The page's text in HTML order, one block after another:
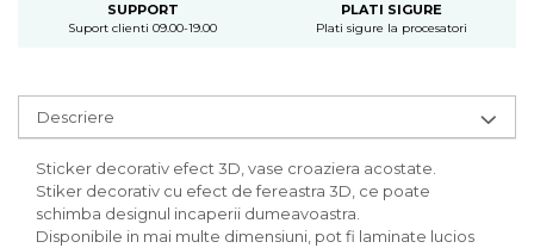
SUPPORT
Suport clienti 09.00-19.00
PLATI SIGURE
Plati sigure la procesatori
Descriere
Sticker decorativ efect 3D, vase croaziera acostate.
Stiker decorativ cu efect de fereastra 3D, ce poate
schimba designul incaperii dumeavoastra.
Disponibile in mai multe dimensiuni, pot fi laminate lucios